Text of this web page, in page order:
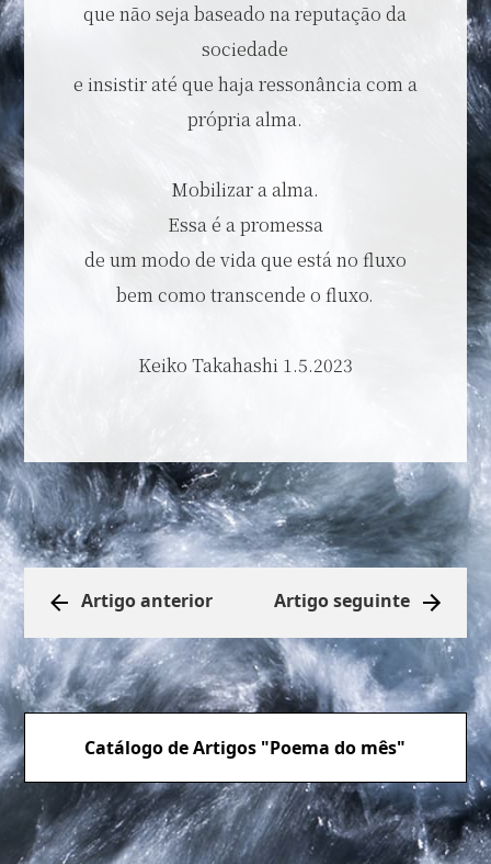
que não seja baseado na reputação da
sociedade
e insistir até que haja ressonância com a
própria alma.
Mobilizar a alma.
Essa é a promessa
de um modo de vida que está no fluxo
bem como transcende o fluxo.
Keiko Takahashi 1.5.2023
Artigo anterior Artigo seguinte
Catálogo de Artigos "Poema do mês"